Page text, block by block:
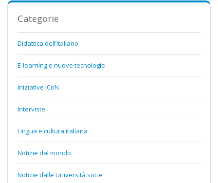
Categorie
Didattica dell’italiano
E-learning e nuove tecnologie
Iniziative ICoN
Interviste
Lingua e cultura italiana
Notizie dal mondo
Notizie dalle Università socie